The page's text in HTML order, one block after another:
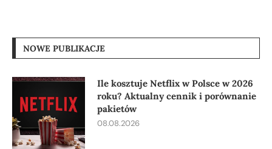
NOWE PUBLIKACJE
Ile kosztuje Netflix w Polsce w 2026
roku? Aktualny cennik i porównanie
pakietów
08.08.2026